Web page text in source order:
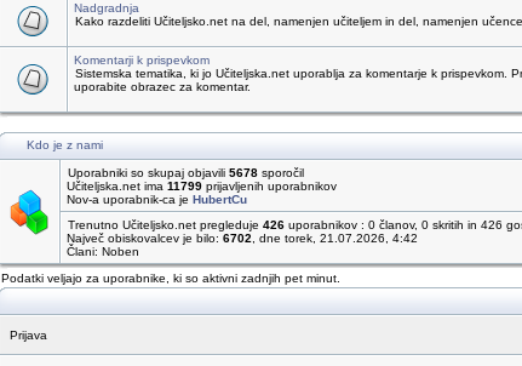
Nadgradnja
Kako razdeliti Učiteljsko.net na del, namenjen učiteljem in del, namenjen
Komentarji k prispevkom
Sistemska tematika, ki jo Učiteljska.net uporablja za komentarje k prispevkom.
uporabite obrazec za komentar.
Kdo je z nami
Uporabniki so skupaj objavili 5678 sporočil
Učiteljska.net ima 11799 prijavljenih uporabnikov
Nov-a uporabnik-ca je HubertCu
Trenutno Učiteljsko.net pregleduje 426 uporabnikov : 0 članov, 0 skritih in 426
Največ obiskovalcev je bilo: 6702 , dne torek, 21.07.2026, 4:42
Člani: Noben
Podatki veljajo za uporabnike, ki so aktivni zadnjih pet minut.
Prijava